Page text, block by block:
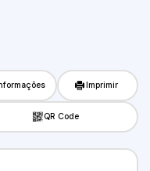
Imprimir
QR Code